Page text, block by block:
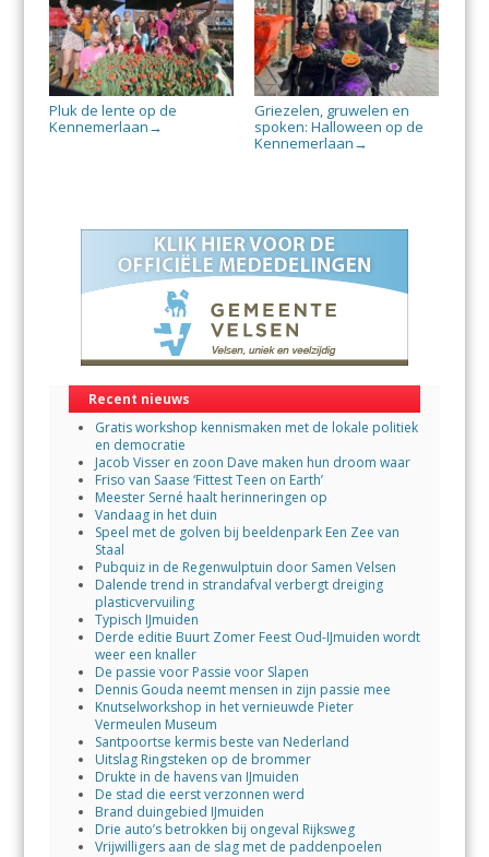
Pluk de lente op de
Kennemerlaan →
Griezelen, gruwelen en
spoken: Halloween op de
Kennemerlaan →
Recent nieuws
Gratis workshop kennismaken met de lokale politiek
en democratie
Jacob Visser en zoon Dave maken hun droom waar
Friso van Saase ‘Fittest Teen on Earth’
Meester Serné haalt herinneringen op
Vandaag in het duin
Speel met de golven bij beeldenpark Een Zee van
Staal
Pubquiz in de Regenwulptuin door Samen Velsen
Dalende trend in strandafval verbergt dreiging
plasticvervuiling
Typisch IJmuiden
Derde editie Buurt Zomer Feest Oud-IJmuiden wordt
weer een knaller
De passie voor Passie voor Slapen
Dennis Gouda neemt mensen in zijn passie mee
Knutselworkshop in het vernieuwde Pieter
Vermeulen Museum
Santpoortse kermis beste van Nederland
Uitslag Ringsteken op de brommer
Drukte in de havens van IJmuiden
De stad die eerst verzonnen werd
Brand duingebied IJmuiden
Drie auto’s betrokken bij ongeval Rijksweg
Vrijwilligers aan de slag met de paddenpoelen